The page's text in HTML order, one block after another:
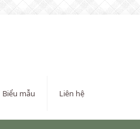
Biểu mẫu Liên hệ